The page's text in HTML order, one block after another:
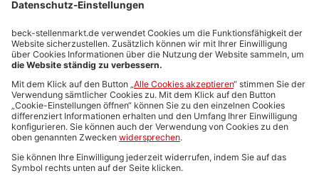
Stellenmarktpreise
Anzeigen-AGB
Media-Daten
Newsletteranmeldung
Produktübersicht
ALLGEMEIN
FAQs
Impressum